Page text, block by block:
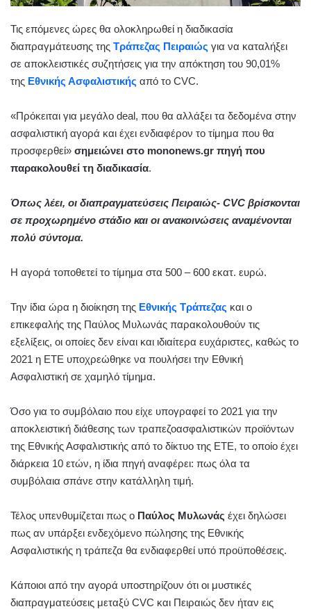
Τις επόμενες ώρες θα ολοκληρωθεί η διαδικασία
διαπραγμάτευσης της Τράπεζας Πειραιώς για να καταλήξει
σε αποκλειστικές συζητήσεις για την απόκτηση του 90,01%
της Εθνικής Ασφαλιστικής από το CVC.
«Πρόκειται για μεγάλο deal, που θα αλλάξει τα δεδομένα στην
ασφαλιστική αγορά και έχει ενδιαφέρον το τίμημα που θα
προσφερθεί» σημειώνει στο mononews.gr πηγή που
παρακολουθεί τη διαδικασία.
Όπως λέει, οι διαπραγματεύσεις Πειραιώς- CVC βρίσκονται
σε προχωρημένο στάδιο και οι ανακοινώσεις αναμένονται
πολύ σύντομα.
Η αγορά τοποθετεί το τίμημα στα 500 – 600 εκατ. ευρώ.
Την ίδια ώρα η διοίκηση της Εθνικής Τράπεζας και ο
επικεφαλής της Παύλος Μυλωνάς παρακολουθούν τις
εξελίξεις, οι οποίες δεν είναι και ιδιαίτερα ευχάριστες, καθώς το
2021 η ΕΤΕ υποχρεώθηκε να πουλήσει την Εθνική
Ασφαλιστική σε χαμηλό τίμημα.
Όσο για το συμβόλαιο που είχε υπογραφεί το 2021 για την
αποκλειστική διάθεσης των τραπεζοασφαλιστικών προϊόντων
της Εθνικής Ασφαλιστικής από το δίκτυο της ΕΤΕ, το οποίο έχει
διάρκεια 10 ετών, η ίδια πηγή αναφέρει: πως όλα τα
συμβόλαια σπάνε στην κατάλληλη τιμή.
Τέλος υπενθυμίζεται πως ο Παύλος Μυλωνάς έχει δηλώσει
πως αν υπάρξει ενδεχόμενο πώλησης της Εθνικής
Ασφαλιστικής η τράπεζα θα ενδιαφερθεί υπό προϋποθέσεις.
Κάποιοι από την αγορά υποστηρίζουν ότι οι μυστικές
διαπραγματεύσεις μεταξύ CVC και Πειραιώς δεν ήταν εις